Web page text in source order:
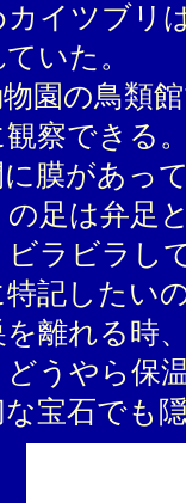
カイツブリ
いた。
園の鳥類
観察できる
に膜があっ
の足は弁足
ラビラし
記したい
離れる時
どうやら保
な宝石でも